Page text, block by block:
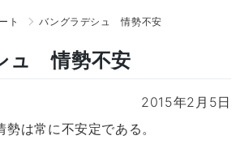
ト バングラデシュ 情勢不安
ュ 情勢不安
2015年2月5日
は常に不安定である。